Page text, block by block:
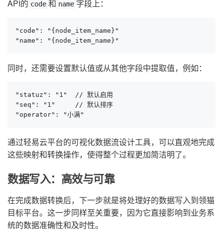
API的 code 和 name 字段上：
"code": "{node_item_name}"
"name": "{node_item_name}"
同时，还需要设置默认值或从其他字段中提取值，例如：
"statuz": "1"  // 默认启用
"seq": "1"     // 默认排序
"operator": "小满"
通过轻易云平台的可视化数据流设计工具，可以直观地完成
这些映射和转换操作，使得整个过程更加简洁明了。
数据写入：高效与可靠
在完成数据转换后，下一步就是将处理好的数据写入到领猫
目标平台。这一步同样至关重要，因为它直接影响到业务系
统的数据准确性和及时性。